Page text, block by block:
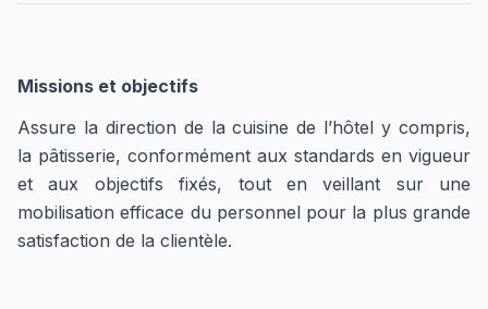
Missions et objectifs
Assure la direction de la cuisine de l’hôtel y compris,
la pâtisserie, conformément aux standards en vigueur
et aux objectifs fixés, tout en veillant sur une
mobilisation efficace du personnel pour la plus grande
satisfaction de la clientèle.